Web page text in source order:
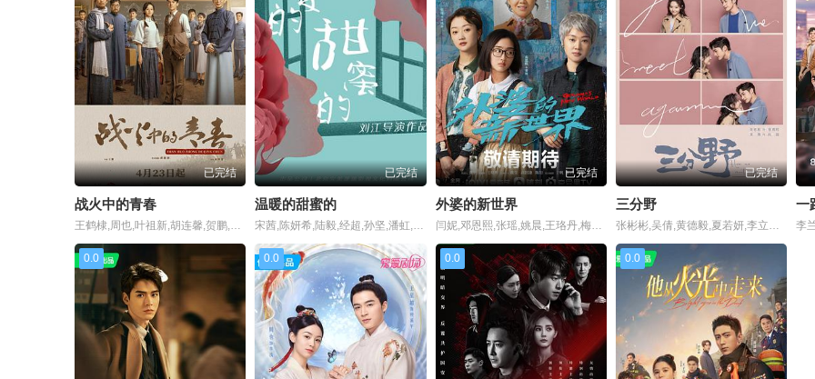
已完结
战火中的青春
王鹤棣,周也,叶祖新,胡连馨,贺鹏,王仁君,王羽铮,王玥兮,金志浩,夏梦,李哲豪,陈政阳,于非凡,李普,张量 ,林典涵,朱梓瑜,黄金成,王劲松,毕彦君,马跃,马少骅,王鑫,蒋恺,李博,俞灏明,王志飞,谭凯,刘佩琦,高曙光,宗平,霍桠明,吴健,程煜,丛珊,安杰
已完结
温暖的甜蜜的
宋茜,陈妍希,陆毅,经超,孙坚,潘虹,吴冕,梁天,岳红,孙宁,杨青,施京明,曹征,田岷,白志迪,王丽云,姜瑞霖,宗平,张可盈,李依晓,曲栅栅,迟嘉,丁洋,崔绍涵,许龄月,淮文,曹克难,闫勤,罗奕,岳以恩,吴晓东,谭峰,李丽虹,金铁峰,冯瓅,张琪,鞠江,吕鑫
已完结
外婆的新世界
闫妮,邓恩熙,张瑶,姚晨,王珞丹,梅婷,黄尧,刘琳,张子贤,苗苗,耿乐,侯岩松,郭柯宇,李乃文,邹元清,焦刚,辛云来,芦芳生,李倩,赵滨,尹智玄,李沐然,于晓璘,王玥晞,吕星辰,张雪琳,巩容尔,田小洁,周逵,谢承颖,林俊毅,李逸男,葛四,黄飞,段博文,麻骏,方晓莉,牟紫,田淼,傅隽,徐玉琨,陈博豪,邓飞,李萍,王劲松,徐悦,王宏伟,荣飞,刘涛,马吟吟,康群智,沈保平,李俊贤,马驰,宫小喧,寇智国,师悦玲,王妍之,张晓谦,李勤勤,迟蓬,张熙然,张陆,于莎莎,王沛禄
已完结
三分野
张彬彬,吴倩,黄德毅,夏若妍,李立群,李依晓,梁大维,张晞临,施京明
一
0.0 0.0 0.0 0.0